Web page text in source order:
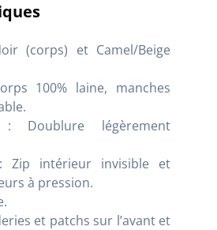
(corps) et Camel/Beige
100% laine, manches
légèrement
Zip intérieur invisible et
à pression.
et patchs sur l’avant et